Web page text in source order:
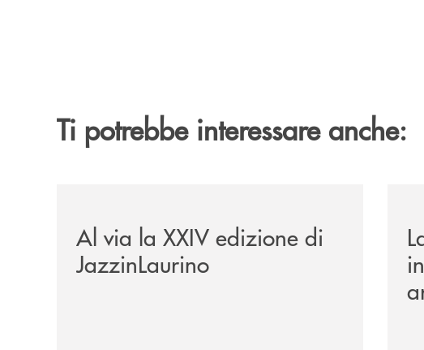
Ti potrebbe interessare anche:
Al via la XXIV edizione di
JazzinLaurino